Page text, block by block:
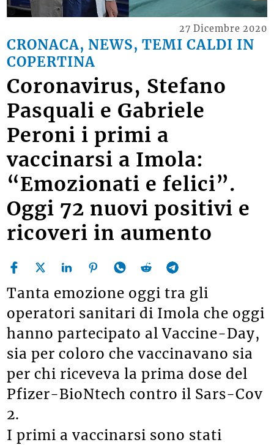
CRONACA, NEWS, TEMI CALDI IN
COPERTINA
27 Dicembre 2020
Coronavirus, Stefano
Pasquali e Gabriele
Peroni i primi a
vaccinarsi a Imola:
“Emozionati e felici”.
Oggi 72 nuovi positivi e
ricoveri in aumento
Tanta emozione oggi tra gli
operatori sanitari di Imola che oggi
hanno partecipato al Vaccine-Day,
sia per coloro che vaccinavano sia
per chi riceveva la prima dose del
Pfizer-BioNtech contro il Sars-Cov
2.
I primi a vaccinarsi sono stati